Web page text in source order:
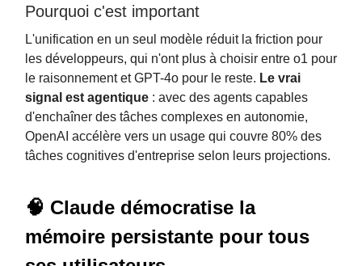
Pourquoi c'est important
L'unification en un seul modèle réduit la friction pour
les développeurs, qui n'ont plus à choisir entre o1 pour
le raisonnement et GPT-4o pour le reste. Le vrai
signal est agentique : avec des agents capables
d'enchaîner des tâches complexes en autonomie,
OpenAI accélère vers un usage qui couvre 80% des
tâches cognitives d'entreprise selon leurs projections.
🧠 Claude démocratise la
mémoire persistante pour tous